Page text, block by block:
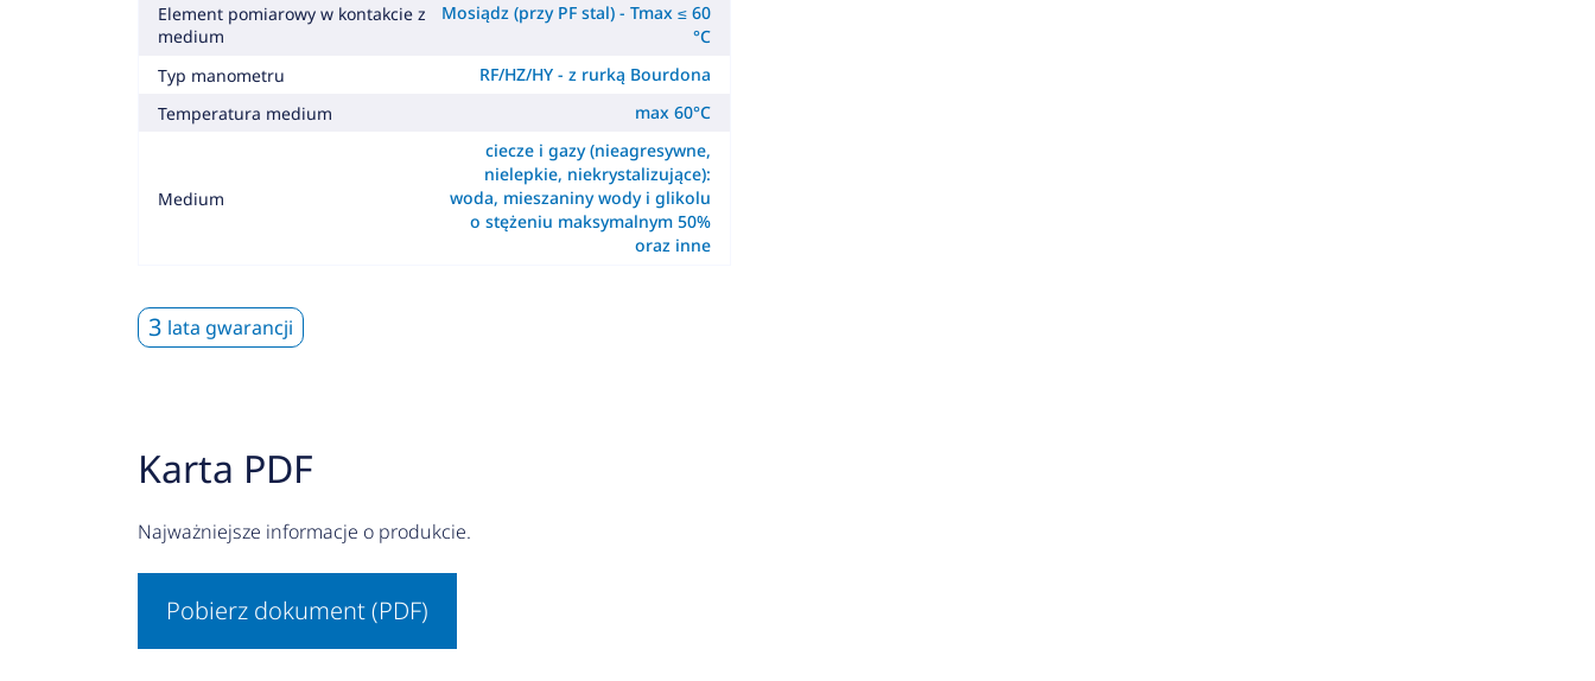
Element pomiarowy w kontakcie z
medium
Mosiądz (przy PF stal) - Tmax ≤ 60
°C
Typ manometru
RF/HZ/HY - z rurką Bourdona
Temperatura medium
max 60°C
Medium
ciecze i gazy (nieagresywne,
nielepkie, niekrystalizujące):
woda, mieszaniny wody i glikolu
o stężeniu maksymalnym 50%
oraz inne
3 lata gwarancji
Karta PDF
Najważniejsze informacje o produkcie.
Pobierz dokument (PDF)